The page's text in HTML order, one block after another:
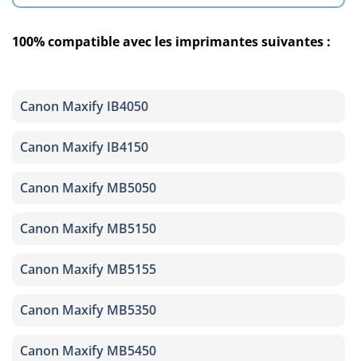
100% compatible avec les imprimantes suivantes :
Canon Maxify IB4050
Canon Maxify IB4150
Canon Maxify MB5050
Canon Maxify MB5150
Canon Maxify MB5155
Canon Maxify MB5350
Canon Maxify MB5450